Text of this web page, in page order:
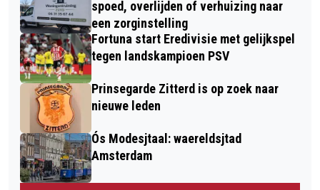
spoed, overlijden of verhuizing naar
een zorginstelling
Fortuna start Eredivisie met gelijkspel
tegen landskampioen PSV
Prinsegarde Zitterd is op zoek naar
nieuwe leden
Ós Modesjtaal: waereldsjtad
Amsterdam